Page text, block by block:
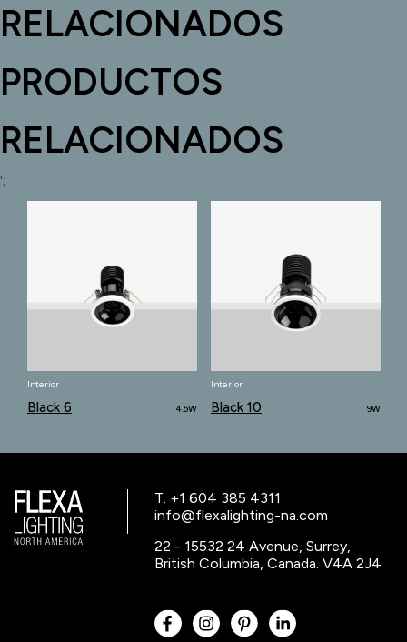
RELACIONADOS
PRODUCTOS
RELACIONADOS
';
Interior
Black 6 4.5W
Interior
Black 10 9W
T. +1 604 385 4311
info@flexalighting-na.com
22 - 15532 24 Avenue, Surrey,
British Columbia, Canada. V4A 2J4